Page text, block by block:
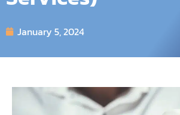
January 5, 2024